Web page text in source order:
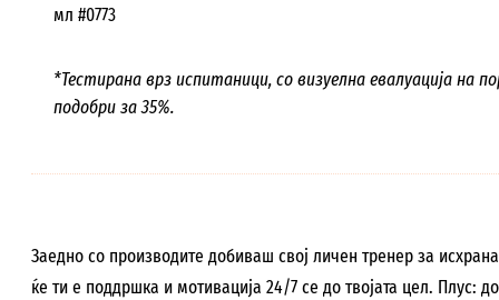
мл #0773
*Тестирана врз испитаници, со визуелна евалуација
подобри за 35%.
Заедно со производите добиваш свој личен тренер за
ќе ти е поддршка и мотивација 24/7 се до твојата цел. Плус: